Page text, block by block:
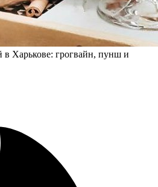
в Харькове: грогвайн, пунш и